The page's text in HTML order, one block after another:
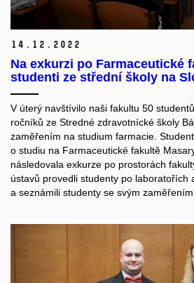
14. 12. 2022
Na exkurzi po Farmaceutické
studenti ze střední školy na
V úterý navštívilo naši fakultu 50
ročníků ze Stredné zdravotnícké školy
zaměřením na studium farmacie.
o studiu na Farmaceutické fakultě
následovala exkurze po prostorách
ústavů provedli studenty po laboratořích
a seznámili studenty se svým zaměřením